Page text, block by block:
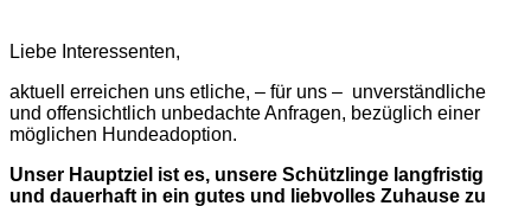
Liebe Interessenten,
aktuell erreichen uns etliche, – für uns – unverständliche
und offensichtlich unbedachte Anfragen, bezüglich einer
möglichen Hundeadoption.
Unser Hauptziel ist es, unsere Schützlinge langfristig
und dauerhaft in ein gutes und liebvolles Zuhause zu